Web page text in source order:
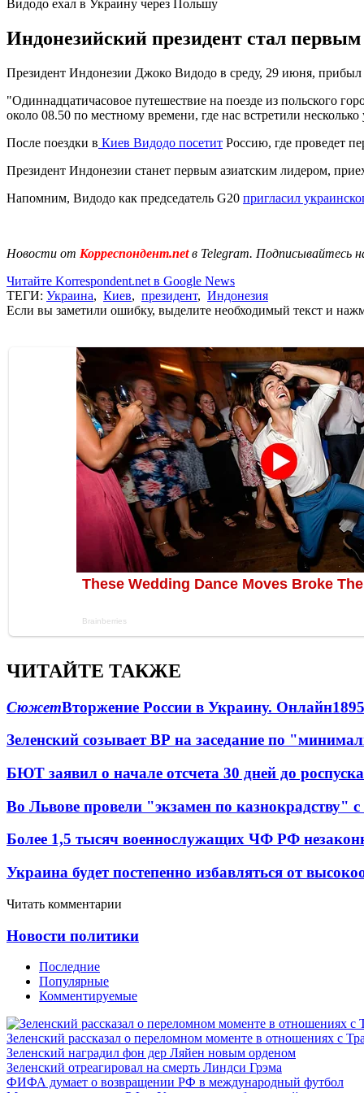
Видодо ехал в Украину через Польшу
Индонезийский президент стал
Президент Индонезии Джоко Видодо в среду, 29 июня,
"Одиннадцатичасовое путешествие на поезде из польского
около 08.50 по местному времени, где нас встретили
После поездки в Киев Видодо посетит Россию, где проведет
Президент Индонезии станет первым азиатским лидером,
Напомним, Видодо как председатель G20 пригласил
Новости от Корреспондент.netв Telegram. Подписывайтесь
Читайте Korrespondent.net в Google News
ТЕГИ: Украина, Киев, президент, Индонезия
Если вы заметили ошибку, выделите необходимый текст и
ЧИТАЙТЕ ТАКЖЕ
СюжетВторжение России в Украину. Онлайн189
Зеленский созывает ВР на заседание по
БЮТ заявил о начале отсчета 30 дней до
Во Львове провели "экзамен по
Более 1,5 тысяч военнослужащих ЧФ РФ
Украина будет постепенно избавляться от
Читать комментарии
Новости политики
Последние
Популярные
Комментируемые
Зеленский рассказал о переломном моменте в отношениях с
Зеленский наградил фон дер Ляйен новым орденом
Зеленский отреагировал на смерть Линдси Грэма
ФИФА думает о возвращении РФ в международный футбол